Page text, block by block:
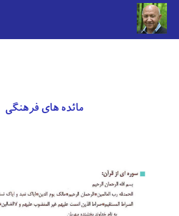
مائده های فرهنگی